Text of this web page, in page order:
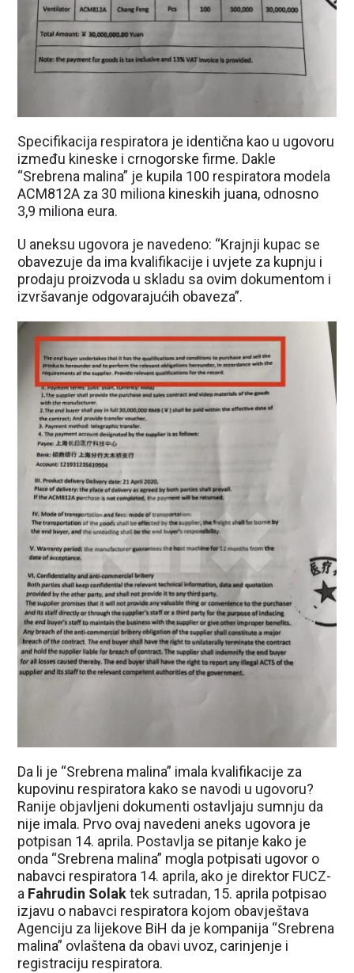
Specifikacija respiratora je identična kao u ugovoru
između kineske i crnogorske firme. Dakle
“Srebrena malina” je kupila 100 respiratora modela
ACM812A za 30 miliona kineskih juana, odnosno
3,9 miliona eura.
U aneksu ugovora je navedeno: “Krajnji kupac se
obavezuje da ima kvalifikacije i uvjete za kupnju i
prodaju proizvoda u skladu sa ovim dokumentom i
izvršavanje odgovarajućih obaveza”.
Da li je “Srebrena malina” imala kvalifikacije za
kupovinu respiratora kako se navodi u ugovoru?
Ranije objavljeni dokumenti ostavljaju sumnju da
nije imala. Prvo ovaj navedeni aneks ugovora je
potpisan 14. aprila. Postavlja se pitanje kako je
onda “Srebrena malina” mogla potpisati ugovor o
nabavci respiratora 14. aprila, ako je direktor FUCZ-
a Fahrudin Solaktek sutradan, 15. aprila potpisao
izjavu o nabavci respiratora kojom obavještava
Agenciju za lijekove BiH da je kompanija “Srebrena
malina” ovlaštena da obavi uvoz, carinjenje i
registraciju respiratora.